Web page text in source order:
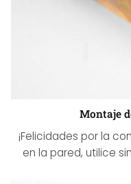
Montaje
¡Felicidades por la
en la pared, utilice